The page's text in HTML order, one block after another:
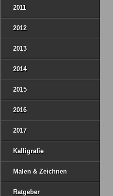
2011
2012
2013
2014
2015
2016
2017
Kalligrafie
Malen & Zeichnen
Ratgeber